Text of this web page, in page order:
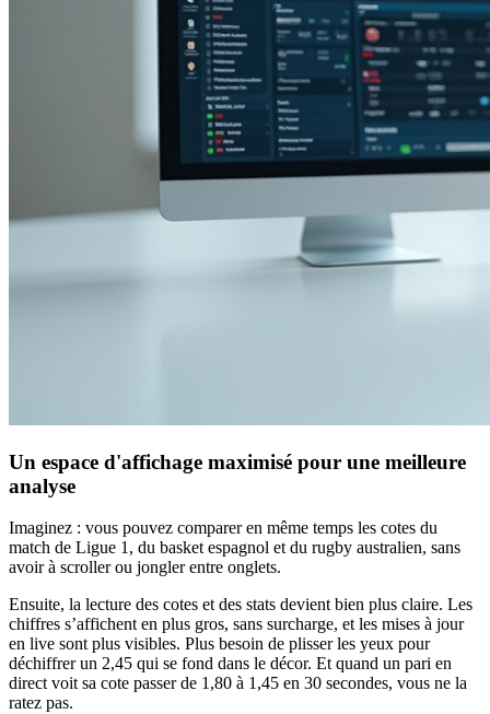
Un espace d'affichage maximisé pour une meilleure
analyse
Imaginez : vous pouvez comparer en même temps les cotes du
match de Ligue 1, du basket espagnol et du rugby australien, sans
avoir à scroller ou jongler entre onglets.
Ensuite, la lecture des cotes et des stats devient bien plus claire. Les
chiffres s’affichent en plus gros, sans surcharge, et les mises à jour
en live sont plus visibles. Plus besoin de plisser les yeux pour
déchiffrer un 2,45 qui se fond dans le décor. Et quand un pari en
direct voit sa cote passer de 1,80 à 1,45 en 30 secondes, vous ne la
ratez pas.